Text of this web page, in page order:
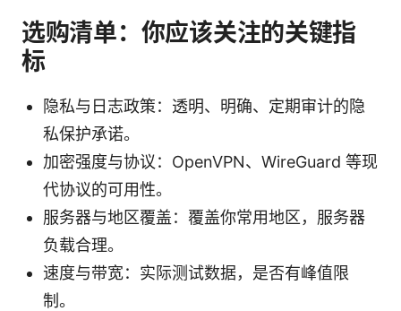
选购清单：你应该关注的关键指
标
隐私与日志政策：透明、明确、定期审计的隐
私保护承诺。
加密强度与协议：OpenVPN、WireGuard 等现
代协议的可用性。
服务器与地区覆盖：覆盖你常用地区，服务器
负载合理。
速度与带宽：实际测试数据，是否有峰值限
制。